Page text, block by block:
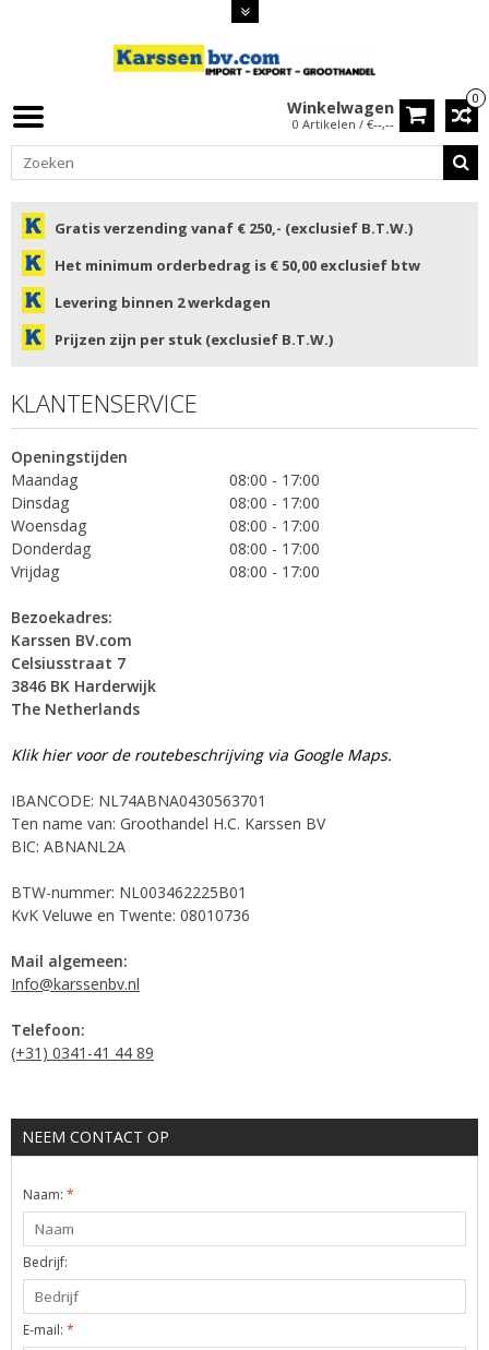
0
Winkelwagen
0 Artikelen / €--,--
Gratis verzending vanaf € 250,- (exclusief B.T.W.)
Het minimum orderbedrag is € 50,00 exclusief btw
Levering binnen 2 werkdagen
Prijzen zijn per stuk (exclusief B.T.W.)
KLANTENSERVICE
Openingstijden
Maandag
08:00 - 17:00
Dinsdag
08:00 - 17:00
Woensdag
08:00 - 17:00
Donderdag
08:00 - 17:00
Vrijdag
08:00 - 17:00
Bezoekadres:
Karssen BV.com
Celsiusstraat 7
3846 BK Harderwijk
The Netherlands
Klik hier voor de routebeschrijving via Google Maps.
IBANCODE: NL74ABNA0430563701
Ten name van: Groothandel H.C. Karssen BV
BIC: ABNANL2A
BTW-nummer: NL003462225B01
KvK Veluwe en Twente: 08010736
Mail algemeen:
Info@karssenbv.nl
Telefoon:
(+31) 0341-41 44 89
NEEM CONTACT OP
Naam: *
Bedrijf:
E-mail: *